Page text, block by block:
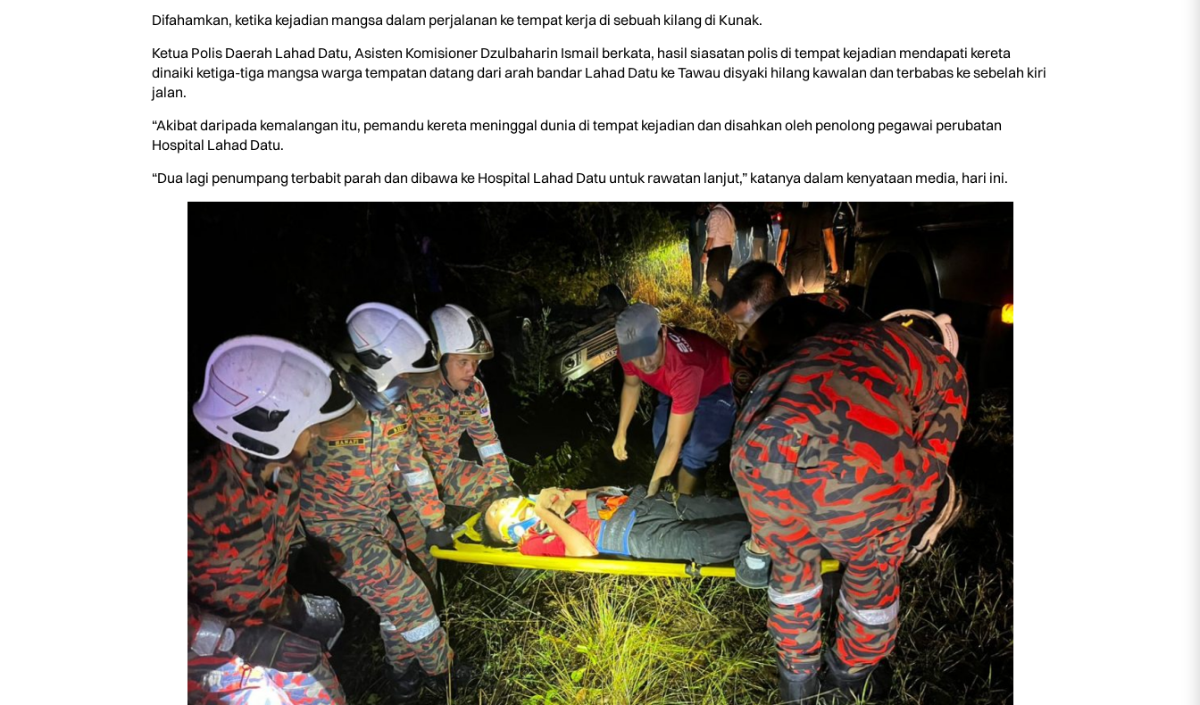
Difahamkan, ketika kejadian mangsa dalam perjalanan ke tempat kerja di sebuah kilang di Kunak.
Ketua Polis Daerah Lahad Datu, Asisten Komisioner Dzulbaharin Ismail berkata, hasil siasatan polis di tempat kejadian mendapati kereta
dinaiki ketiga-tiga mangsa warga tempatan datang dari arah bandar Lahad Datu ke Tawau disyaki hilang kawalan dan terbabas ke sebelah kiri
jalan.
“Akibat daripada kemalangan itu, pemandu kereta meninggal dunia di tempat kejadian dan disahkan oleh penolong pegawai perubatan
Hospital Lahad Datu.
“Dua lagi penumpang terbabit parah dan dibawa ke Hospital Lahad Datu untuk rawatan lanjut,” katanya dalam kenyataan media, hari ini.